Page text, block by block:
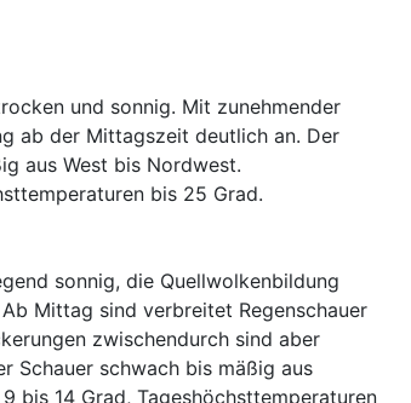
und sonnig. Mit zunehmender
ab der Mittagszeit deutlich an. Der
aus West bis Nordwest.
bis 25 Grad.
sonnig, die Quellwolkenbildung
Mittag sind verbreitet Regenschauer
zwischendurch sind aber
Schauer schwach bis mäßig aus
bis 14 Grad, Tageshöchsttemperaturen